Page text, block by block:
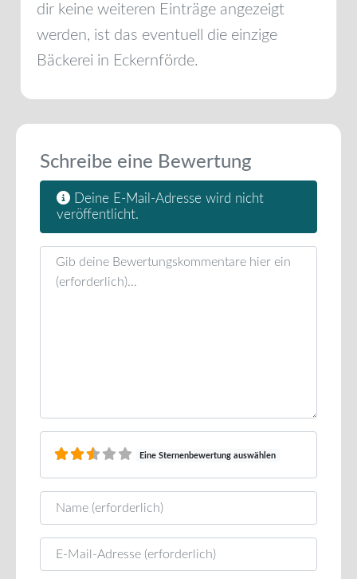
dir keine weiteren Einträge angezeigt
werden, ist das eventuell die einzige
Bäckerei in Eckernförde.
Schreibe eine Bewertung
Deine E-Mail-Adresse wird nicht
veröffentlicht.
Rezensionstext
Eine Sternenbewertung auswählen
Name
E-Mail